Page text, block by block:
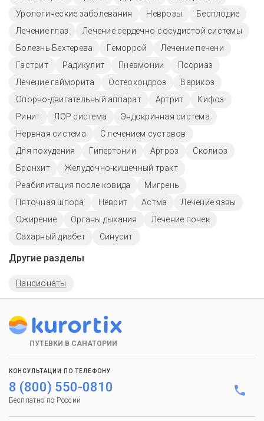
Урологические заболевания
Неврозы
Бесплодие
Лечение глаз
Лечение сердечно-сосудистой системы
Болезнь Бехтерева
Геморрой
Лечение печени
Гастрит
Радикулит Пневмонии
Псориаз
Лечение гайморита
Остеохондроз
Варикоз
Опорно-двигательный аппарат
Артрит
Кифоз
Ринит
ЛОР система
Эндокринная система
Нервная система
С лечением суставов
Для похудения
Гипертонии Артроз
Сколиоз
Бронхит
Желудочно-кишечный тракт
Реабилитация после ковида
Мигрень
Пяточная шпора
Неврит Астма
Лечение язвы
Ожирение
Органы дыхания
Лечение почек
Сахарный диабет
Синусит
Другие разделы
Пансионаты
ПУТЕВКИ В САНАТОРИИ
КОНСУЛЬТАЦИИ ПО ТЕЛЕФОНУ
8 (800) 550-0810
Бесплатно по России